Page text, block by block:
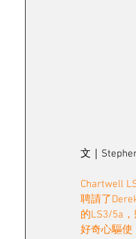
文｜
Chartwell
聘請了
的LS3/5a
好奇心驅使